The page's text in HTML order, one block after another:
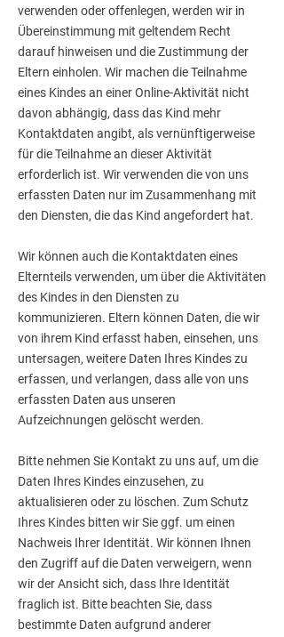
verwenden oder offenlegen, werden wir in
Übereinstimmung mit geltendem Recht
darauf hinweisen und die Zustimmung der
Eltern einholen. Wir machen die Teilnahme
eines Kindes an einer Online-Aktivität nicht
davon abhängig, dass das Kind mehr
Kontaktdaten angibt, als vernünftigerweise
für die Teilnahme an dieser Aktivität
erforderlich ist. Wir verwenden die von uns
erfassten Daten nur im Zusammenhang mit
den Diensten, die das Kind angefordert hat.
Wir können auch die Kontaktdaten eines
Elternteils verwenden, um über die Aktivitäten
des Kindes in den Diensten zu
kommunizieren. Eltern können Daten, die wir
von ihrem Kind erfasst haben, einsehen, uns
untersagen, weitere Daten Ihres Kindes zu
erfassen, und verlangen, dass alle von uns
erfassten Daten aus unseren
Aufzeichnungen gelöscht werden.
Bitte nehmen Sie Kontakt zu uns auf, um die
Daten Ihres Kindes einzusehen, zu
aktualisieren oder zu löschen. Zum Schutz
Ihres Kindes bitten wir Sie ggf. um einen
Nachweis Ihrer Identität. Wir können Ihnen
den Zugriff auf die Daten verweigern, wenn
wir der Ansicht sich, dass Ihre Identität
fraglich ist. Bitte beachten Sie, dass
bestimmte Daten aufgrund anderer